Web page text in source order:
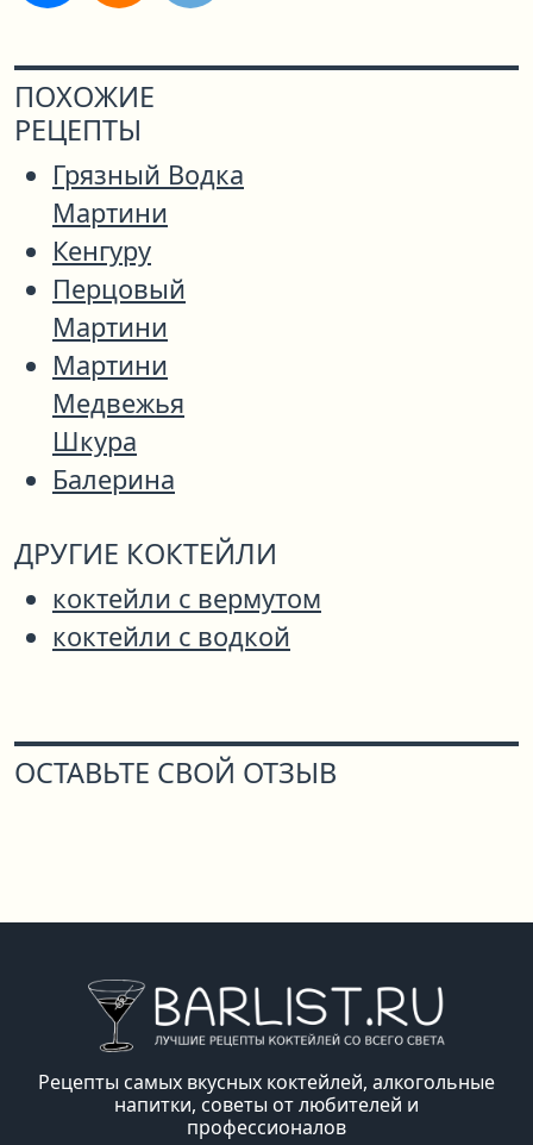
ПОХОЖИЕ
РЕЦЕПТЫ
Грязный Водка
Мартини
Кенгуру
Перцовый
Мартини
Мартини
Медвежья
Шкура
Балерина
ДРУГИЕ КОКТЕЙЛИ
коктейли с вермутом
коктейли с водкой
ОСТАВЬТЕ СВОЙ ОТЗЫВ
Рецепты самых вкусных коктейлей, алкогольные
напитки, советы от любителей и
профессионалов